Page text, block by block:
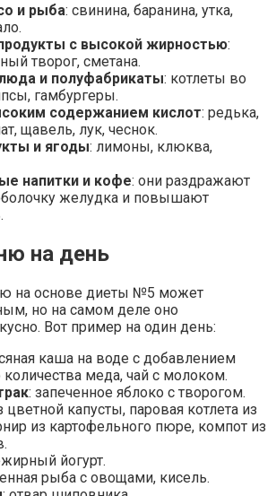
и рыба: свинина, баранина, утка,
с высокой жирностью:
творог, сметана.
и полуфабрикаты: котлеты во
гамбургеры.
содержанием кислот: редька,
щавель, лук, чеснок.
и ягоды: лимоны, клюква,
напитки и кофе: они раздражают
желудка и повышают
на день
на основе диеты №5 может
но на самом деле оно
Вот пример на один день:
каша на воде с добавлением
меда, чай с молоком.
: запеченное яблоко с творогом.
цветной капусты, паровая котлета из
из картофельного пюре, компот из
йогурт.
рыба с овощами, кисель.